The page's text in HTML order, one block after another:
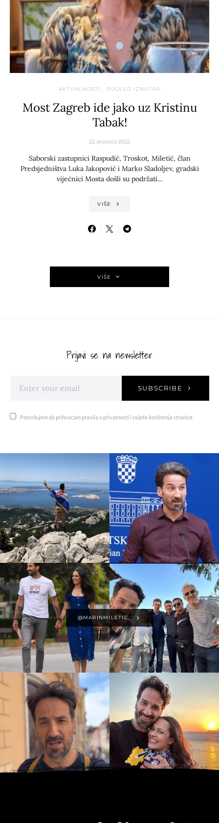
AKTUALNOSTI POGLED IZNUTRA
Most Zagreb ide jako uz Kristinu
Tabak!
22. prosinca 2022.
Saborski zastupnici Raspudić, Troskot, Miletić, član
Predsjedništva Luka Jakopović i Marko Sladoljev, gradski
vijećnici Mosta došli su podržati…
VIŠE
VIŠE
Prijavi se na newsletter
SUBSCRIBE
Potvrđujem da prihvaćam pravila o privatnosti i uvjete korištenja stranice.
@MARINMILETIC_